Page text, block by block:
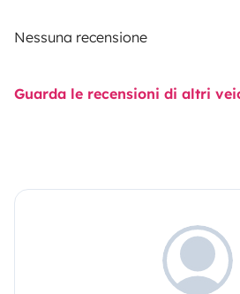
Nessuna recensione
Guarda le recensioni di altri